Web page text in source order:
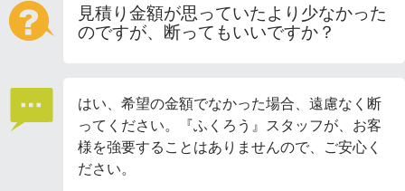
見積り金額が思っていたより少なかった
のですが、断ってもいいですか？
はい、希望の金額でなかった場合、遠慮なく断
ってください。『ふくろう』スタッフが、お客
様を強要することはありませんので、ご安心く
ださい。